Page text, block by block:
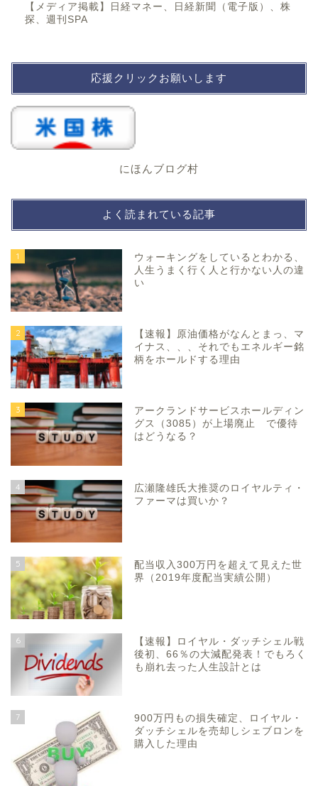
【メディア掲載】日経マネー、日経新聞（電子版）、株
探、週刊SPA
応援クリックお願いします
にほんブログ村
よく読まれている記事
1
ウォーキングをしているとわかる、
人生うまく行く人と行かない人の違
い
2
【速報】原油価格がなんとまっ、マ
イナス、、、それでもエネルギー銘
柄をホールドする理由
3
アークランドサービスホールディン
グス（3085）が上場廃止 で優待
はどうなる？
4
広瀬隆雄氏大推奨のロイヤルティ・
ファーマは買いか？
5
配当収入300万円を超えて見えた世
界（2019年度配当実績公開）
6
【速報】ロイヤル・ダッチシェル戦
後初、66％の大減配発表！でもろく
も崩れ去った人生設計とは
7
900万円もの損失確定、ロイヤル・
ダッチシェルを売却しシェブロンを
購入した理由